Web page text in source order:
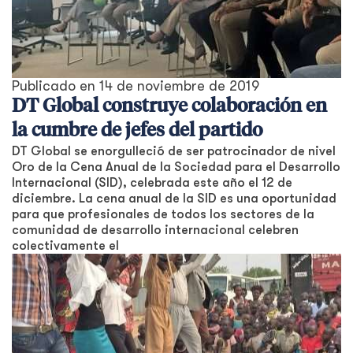
Publicado en 14 de noviembre de 2019
DT Global construye colaboración en
la cumbre de jefes del partido
DT Global se enorgulleció de ser patrocinador de nivel
Oro de la Cena Anual de la Sociedad para el Desarrollo
Internacional (SID), celebrada este año el 12 de
diciembre. La cena anual de la SID es una oportunidad
para que profesionales de todos los sectores de la
comunidad de desarrollo internacional celebren
colectivamente el